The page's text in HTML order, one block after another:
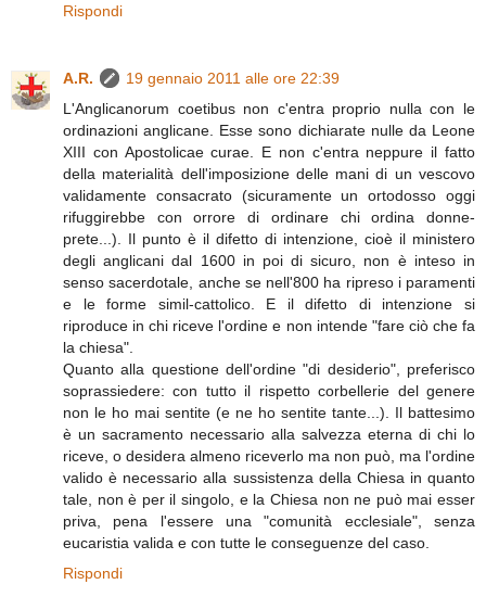
Rispondi
A.R.
19 gennaio 2011 alle ore 22:39
L'Anglicanorum coetibus non c'entra proprio nulla con le
ordinazioni anglicane. Esse sono dichiarate nulle da Leone
XIII con Apostolicae curae. E non c'entra neppure il fatto
della materialità dell'imposizione delle mani di un vescovo
validamente consacrato (sicuramente un ortodosso oggi
rifuggirebbe con orrore di ordinare chi ordina donne-
prete...). Il punto è il difetto di intenzione, cioè il ministero
degli anglicani dal 1600 in poi di sicuro, non è inteso in
senso sacerdotale, anche se nell'800 ha ripreso i paramenti
e le forme simil-cattolico. E il difetto di intenzione si
riproduce in chi riceve l'ordine e non intende "fare ciò che fa
la chiesa".
Quanto alla questione dell'ordine "di desiderio", preferisco
soprassiedere: con tutto il rispetto corbellerie del genere
non le ho mai sentite (e ne ho sentite tante...). Il battesimo
è un sacramento necessario alla salvezza eterna di chi lo
riceve, o desidera almeno riceverlo ma non può, ma l'ordine
valido è necessario alla sussistenza della Chiesa in quanto
tale, non è per il singolo, e la Chiesa non ne può mai esser
priva, pena l'essere una "comunità ecclesiale", senza
eucaristia valida e con tutte le conseguenze del caso.
Rispondi